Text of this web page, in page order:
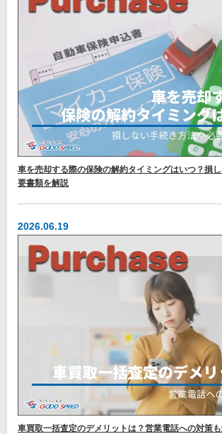
車を売却する際の保険の解約タイミングはいつ？損
要書類を解説
2026.06.19
車買取一括査定のデメリットは？営業電話への対策